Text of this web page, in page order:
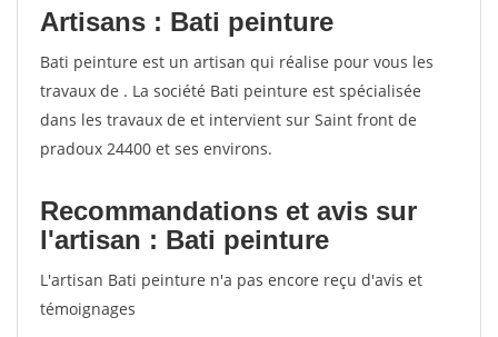
Artisans : Bati peinture
Bati peinture est un artisan qui réalise pour vous les
travaux de . La société Bati peinture est spécialisée
dans les travaux de et intervient sur Saint front de
pradoux 24400 et ses environs.
Recommandations et avis sur
l'artisan : Bati peinture
L'artisan Bati peinture n'a pas encore reçu d'avis et
témoignages